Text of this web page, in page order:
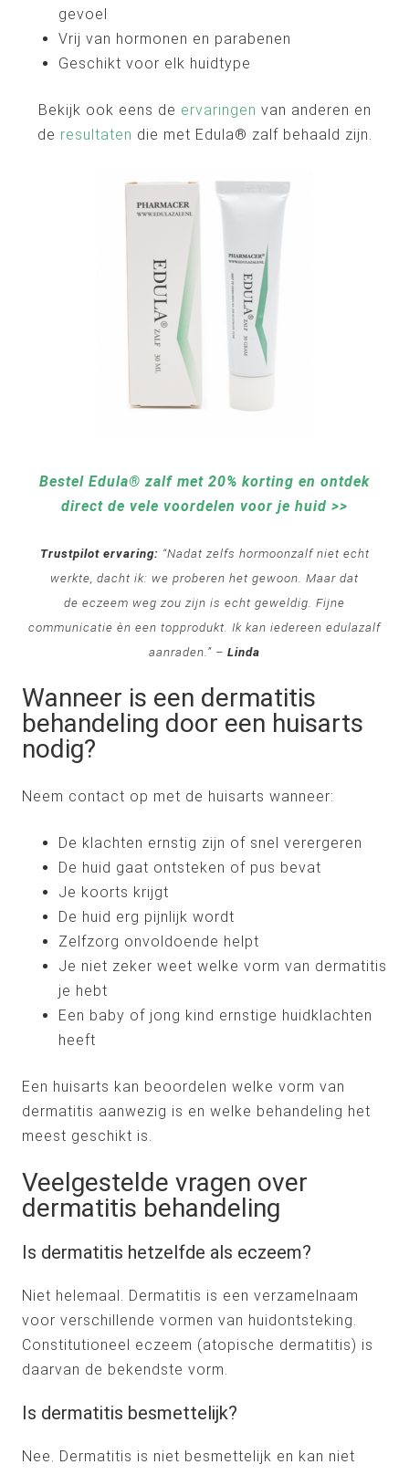
gevoel
Vrij van hormonen en parabenen
Geschikt voor elk huidtype
Bekijk ook eens de ervaringen van anderen en
de resultaten die met Edula® zalf behaald zijn.
Bestel Edula® zalf met 20% korting en ontdek
direct de vele voordelen voor je huid >>
Trustpilot ervaring: “Nadat zelfs hormoonzalf niet echt
werkte, dacht ik: we proberen het gewoon. Maar dat
de eczeem weg zou zijn is echt geweldig. Fijne
communicatie èn een topprodukt. Ik kan iedereen edulazalf
aanraden.” – Linda
Wanneer is een dermatitis
behandeling door een huisarts
nodig?
Neem contact op met de huisarts wanneer:
De klachten ernstig zijn of snel verergeren
De huid gaat ontsteken of pus bevat
Je koorts krijgt
De huid erg pijnlijk wordt
Zelfzorg onvoldoende helpt
Je niet zeker weet welke vorm van dermatitis
je hebt
Een baby of jong kind ernstige huidklachten
heeft
Een huisarts kan beoordelen welke vorm van
dermatitis aanwezig is en welke behandeling het
meest geschikt is.
Veelgestelde vragen over
dermatitis behandeling
Is dermatitis hetzelfde als eczeem?
Niet helemaal. Dermatitis is een verzamelnaam
voor verschillende vormen van huidontsteking.
Constitutioneel eczeem (atopische dermatitis) is
daarvan de bekendste vorm.
Is dermatitis besmettelijk?
Nee. Dermatitis is niet besmettelijk en kan niet